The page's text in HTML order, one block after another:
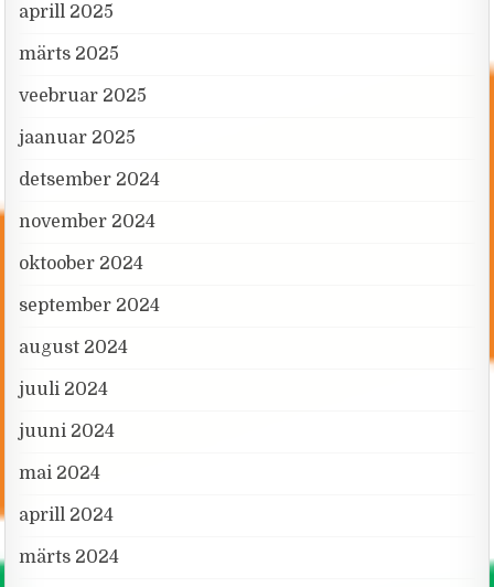
aprill 2025
märts 2025
veebruar 2025
jaanuar 2025
detsember 2024
november 2024
oktoober 2024
september 2024
august 2024
juuli 2024
juuni 2024
mai 2024
aprill 2024
märts 2024